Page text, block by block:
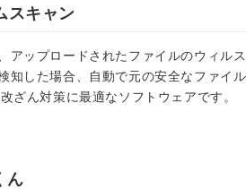
スキャン
アップロードされたファイルのウィル
知した場合、自動で元の安全なファイ
ざん対策に最適なソフトウェアです。
ん